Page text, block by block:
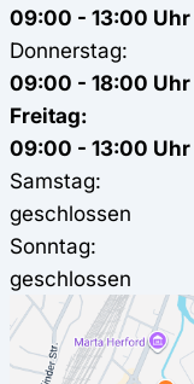
09:00 - 13:00 Uhr
Donnerstag:
09:00 - 18:00 Uhr
Freitag:
09:00 - 13:00 Uhr
Samstag:
geschlossen
Sonntag:
geschlossen